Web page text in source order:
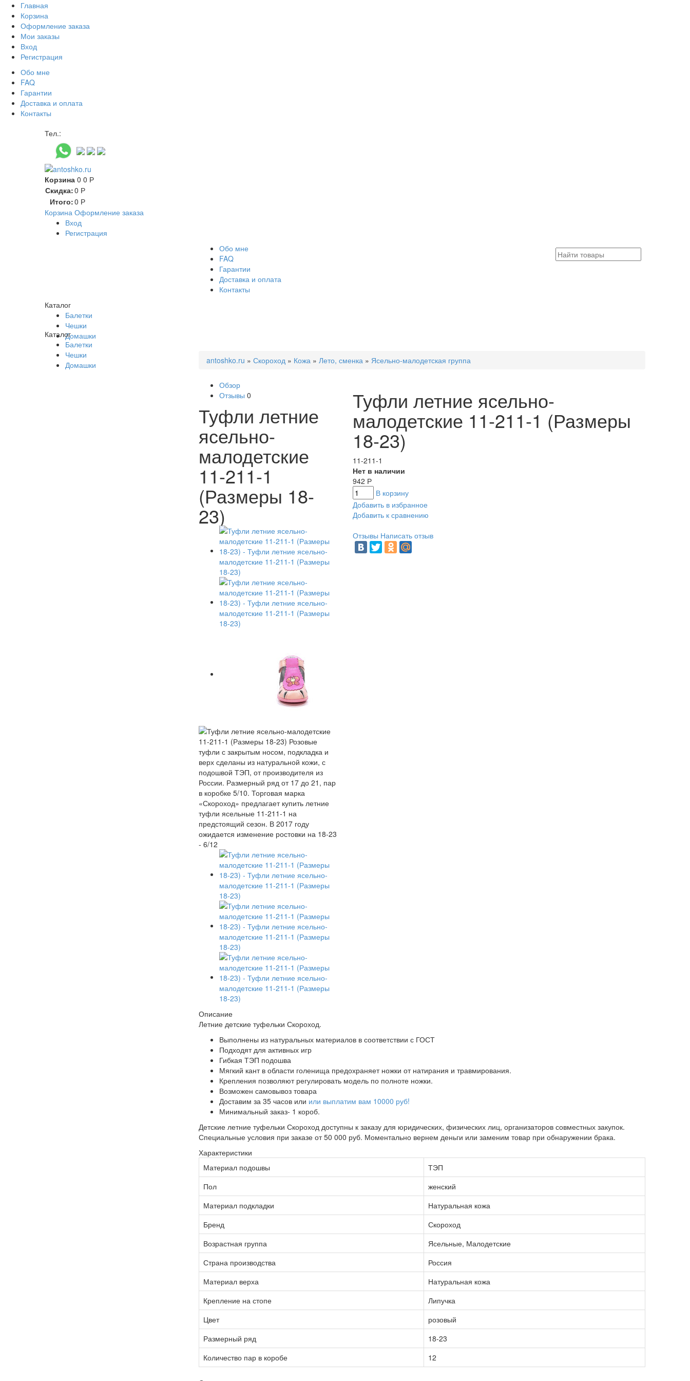
Главная
Корзина
Оформление заказа
Мои заказы
Вход
Регистрация
Обо мне
FAQ
Гарантии
Доставка и оплата
Контакты
Тел.:
Корзина 0 0 Р
Скидка:0 Р
Итого:0 Р
Корзина Оформление заказа
Вход
Регистрация
Обо мне
FAQ
Гарантии
Доставка и оплата
Контакты
Каталог
Балетки
Чешки
Домашки
Каталог
Балетки
Чешки
Домашки
antoshko.ru » Скороход » Кожа » Лето, сменка » Ясельно-малодетская группа
Обзор
Отзывы 0
Туфли летние
ясельно-
малодетские
11-211-1
(Размеры 18-
23)
Туфли летние ясельно-
малодетские 11-211-1 (Размеры
18-23)
11-211-1
Нет в наличии
942 Р
В корзину
Добавить в избранное
Добавить к сравнению
Отзывы Написать отзыв
Описание
Летние детские туфельки Скороход.
Выполнены из натуральных материалов в соответствии с ГОСТ
Подходят для активных игр
Гибкая ТЭП подошва
Мягкий кант в области голенища предохраняет ножки от натирания и травмирования.
Крепления позволяют регулировать модель по полноте ножки.
Возможен самовывоз товара
Доставим за 35 часов или или выплатим вам 10000 руб!
Минимальный заказ- 1 короб.
Детские летние туфельки Скороход доступны к заказу для юридических, физических лиц, организаторов совместных закупок.
Специальные условия при заказе от 50 000 руб. Моментально вернем деньги или заменим товар при обнаружении брака.
Характеристики
Материал подошвы
ТЭП
Пол
женский
Материал подкладки
Натуральная кожа
Бренд
Скороход
Возрастная группа
Ясельные, Малодетские
Страна производства
Россия
Материал верха
Натуральная кожа
Крепление на стопе
Липучка
Цвет
розовый
Размерный ряд
18-23
Количество пар в коробе
12